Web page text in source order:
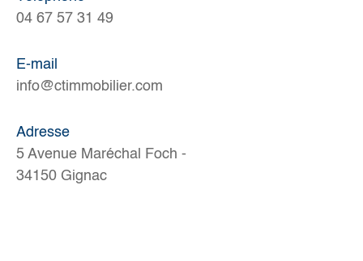
04 67 57 31 49
E-mail
info@ctimmobilier.com
Adresse
5 Avenue Maréchal Foch -
34150 Gignac